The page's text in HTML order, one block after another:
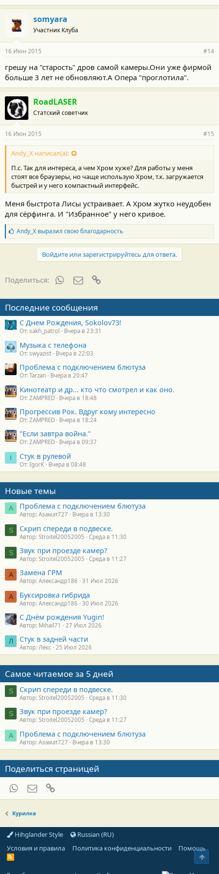
somyara
Участник Клуба
16 Июн 2015 #14
грешу на "старость" дров самой камеры.Они уже фирмой
больше 3 лет не обновляют.А Опера "проглотила".
RoadLASER
Статский советчик
16 Июн 2015 #15
Andy_X написал(а):
П.с. Так для интереса, а чем Хром хуже? Для работы у меня
стоят все браузеры, но чаще использую Хром, т.к. загружается
быстрей и у него компактный интерфейс.
Меня быстрота Лисы устраивает. А Хром жутко неудобен
для сёрфинга. И "Избранное" у него кривое.
Б
л
а
а
р
о
с
т
и
:
Andy_Xвыразил свою благодарность
Войдите или зарегистрируйтесь для ответа.
Поделиться: WhatsAppЭлектронная почта
Последние сообщения
С Днем Рождения, Sokolov73!
От: sakh_patrol Вчера в 23:31
Музыка с телефона
От: swyazist Вчера в 22:03
Проблема с подключением блютуза
От: Tarzan Вчера в 20:47
Кинотеатр и др... кто что смотрел и как оно.
От: ZAMPRED Вчера в 18:48
Прогрессив Рок. Вдруг кому интересно
От: ZAMPRED Вчера в 18:24
"Если завтра война."
От: ZAMPRED Вчера в 09:37
I Стук в рулевой
От: IgorK Вчера в 08:48
Новые темы
А Проблема с подключением блютуза
Автор: Азамат727 Вчера в 13:30
S Скрип спереди в подвеске.
Автор: Stroitel20052005 Среда в 11:30
S Звук при проезде камер?
Автор: Stroitel20052005 Среда в 11:27
А Замена ГРМ
Автор: Александр186 31 Июл 2026
А Буксировка гибрида
Автор: Александр186 30 Июл 2026
С Днём рождения Yugin!
Автор: Mihail71 27 Июл 2026
Л Стук в задней части
Автор: Лекс 25 Июл 2026
Самое читаемое за 5 дней
S Скрип спереди в подвеске.
Автор: Stroitel20052005 Среда в 11:30
S Звук при проезде камер?
Автор: Stroitel20052005 Среда в 11:27
А Проблема с подключением блютуза
Автор: Азамат727 Вчера в 13:30
Поделиться страницей
WhatsAppЭлектронная почта
Курилка
Hihglander Style
Russian (RU)
Условия и правила
Политика конфиденциальности Помощь
R